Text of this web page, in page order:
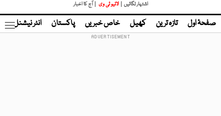
اشتہار لگائیں |
لائیو ٹی وی | آج کا اخبار
صفحۂ اول تازہ ترین کھیل خاص خبریں پاکستان انٹر نیشنل